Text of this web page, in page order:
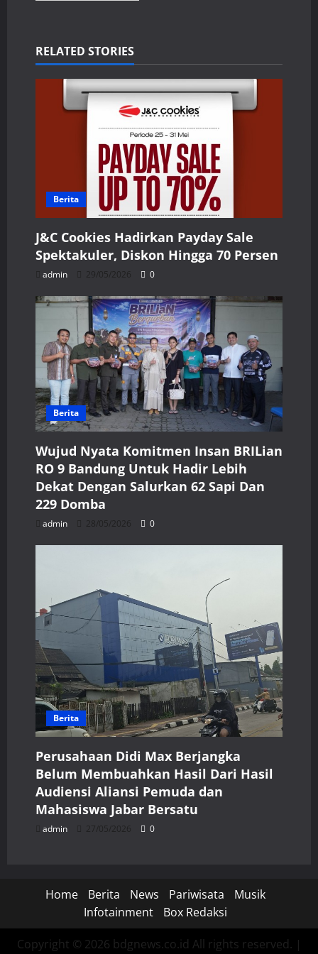
RELATED STORIES
Berita
J&C Cookies Hadirkan Payday Sale
Spektakuler, Diskon Hingga 70 Persen
admin 29/05/2026 0
Berita
Wujud Nyata Komitmen Insan BRILian
RO 9 Bandung Untuk Hadir Lebih
Dekat Dengan Salurkan 62 Sapi Dan
229 Domba
admin 28/05/2026 0
Berita
Perusahaan Didi Max Berjangka
Belum Membuahkan Hasil Dari Hasil
Audiensi Aliansi Pemuda dan
Mahasiswa Jabar Bersatu
admin 27/05/2026 0
Home Berita News Pariwisata
Musik
Infotainment
Box Redaksi
Copyright © 2026 bdgnews.co.id All rights reserved. |